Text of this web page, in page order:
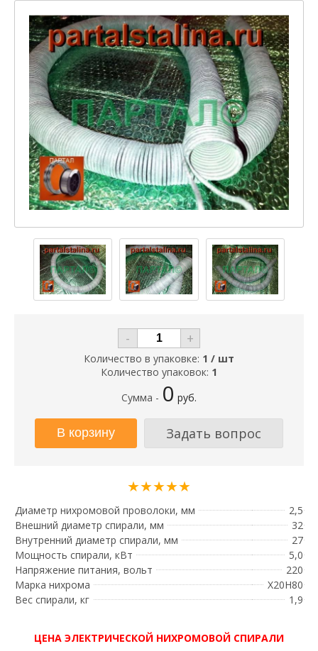
- +
Количество в упаковке: 1 / шт
Количество упаковок: 1
Сумма - 0 руб.
Задать вопрос
★★★★★
Диаметр нихромовой проволоки, мм
2,5
Внешний диаметр спирали, мм
32
Внутренний диаметр спирали, мм
27
Мощность спирали, кВт
5,0
Напряжение питания, вольт
220
Марка нихрома
Х20Н80
Вес спирали, кг
1,9
ЦЕНА ЭЛЕКТРИЧЕСКОЙ НИХРОМОВОЙ СПИРАЛИ